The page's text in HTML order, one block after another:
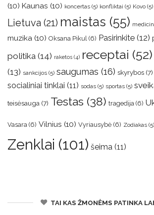
(10) Kaunas (10) koncertas (5) konfliktai (5) Kovo (5)
Lietuva (21) maistas (55)
muzika (10) Oksana Pikul (6) Pasirinkite (12)
politika (14) raketos (4) receptai (52)
(13) sankcijos (5) saugumas (16) skyrybos (7)
socialiniai tinklai (11) sodas (5) sportas (5)
teisėsauga (7) Testas (38) tragedija (6)
Vasara (6) Vilnius (10) Vyriausybė (6) Zodiakas (5)
Zenklai (101) šeima (11)
TAI KAS ŽMONĖMS PATINKA